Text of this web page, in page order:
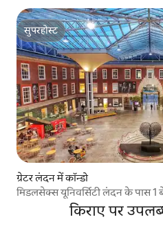
सुपरहोस्ट
सुपरहोस्ट
ग्रेटर लंदन में कॉन्डो
मिडलसेक्स यूनिवर्सिटी लंदन के पास 1
किराए पर